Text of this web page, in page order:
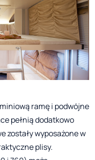
ramę i podwójne
pełnią dodatkowo
zostały wyposażone w
plisy.